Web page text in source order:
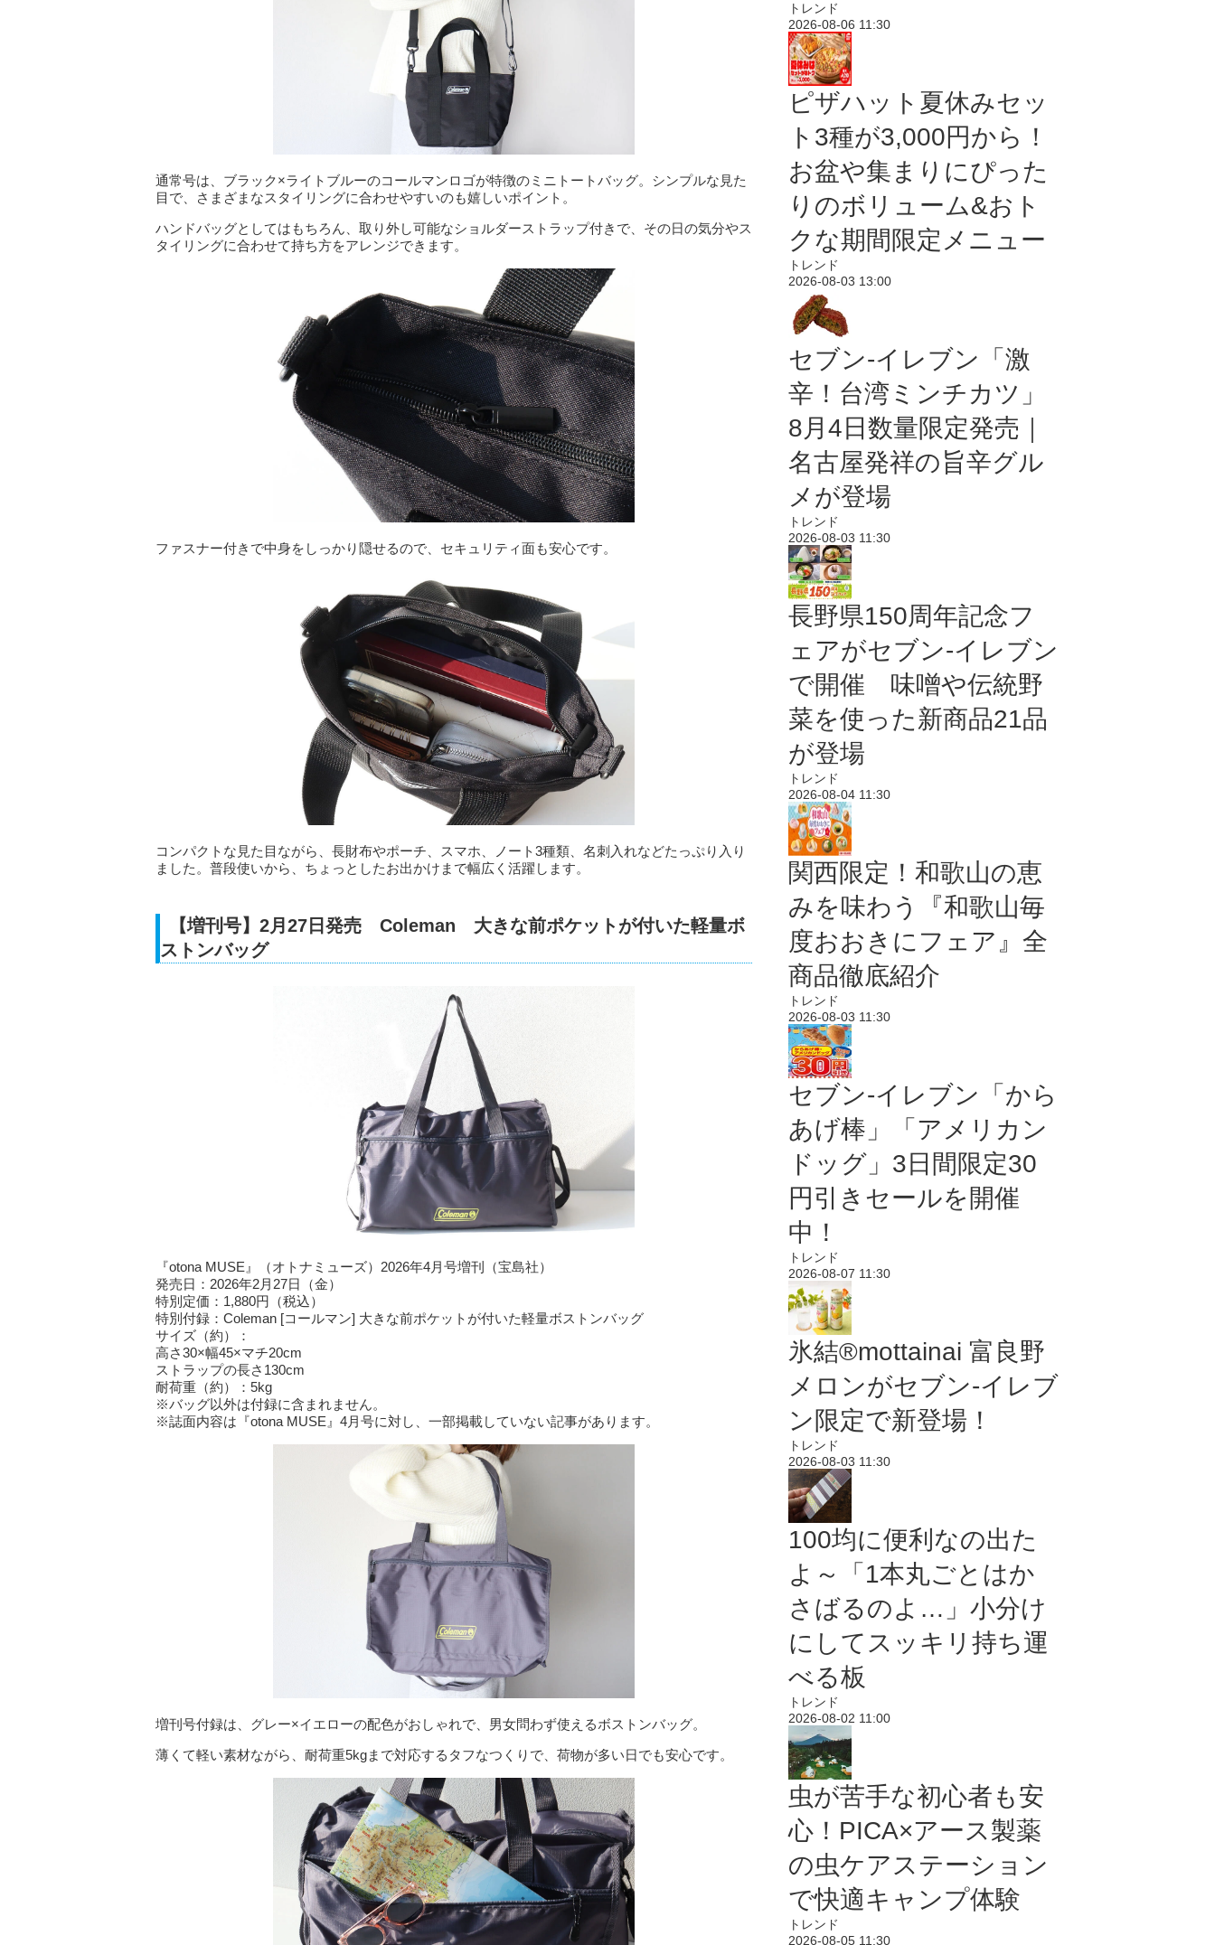
通常号は、ブラック×ライトブルーのコールマンロゴが特徴のミニトートバッグ。シンプルな見た
目で、さまざまなスタイリングに合わせやすいのも嬉しいポイント。
ハンドバッグとしてはもちろん、取り外し可能なショルダーストラップ付きで、その日の気分やス
タイリングに合わせて持ち方をアレンジできます。
ファスナー付きで中身をしっかり隠せるので、セキュリティ面も安心です。
コンパクトな見た目ながら、長財布やポーチ、スマホ、ノート3種類、名刺入れなどたっぷり入り
ました。普段使いから、ちょっとしたお出かけまで幅広く活躍します。
【増刊号】2月27日発売 Coleman 大きな前ポケットが付いた軽量ボ
ストンバッグ
『otona MUSE』（オトナミューズ）2026年4月号増刊（宝島社）
発売日：2026年2月27日（金）
特別定価：1,880円（税込）
特別付録：Coleman [コールマン] 大きな前ポケットが付いた軽量ボストンバッグ
サイズ（約）：
高さ30×幅45×マチ20cm
ストラップの長さ130cm
耐荷重（約）：5kg
※バッグ以外は付録に含まれません。
※誌面内容は『otona MUSE』4月号に対し、一部掲載していない記事があります。
増刊号付録は、グレー×イエローの配色がおしゃれで、男女問わず使えるボストンバッグ。
薄くて軽い素材ながら、耐荷重5kgまで対応するタフなつくりで、荷物が多い日でも安心です。
トレンド
2026-08-06 11:30
ピザハット夏休みセッ
ト3種が3,000円から！
お盆や集まりにぴった
りのボリューム&おト
クな期間限定メニュー
トレンド
2026-08-03 13:00
セブン-イレブン「激
辛！台湾ミンチカツ」
8月4日数量限定発売｜
名古屋発祥の旨辛グル
メが登場
トレンド
2026-08-03 11:30
長野県150周年記念フ
ェアがセブン-イレブン
で開催 味噌や伝統野
菜を使った新商品21品
が登場
トレンド
2026-08-04 11:30
関西限定！和歌山の恵
みを味わう『和歌山毎
度おおきにフェア』全
商品徹底紹介
トレンド
2026-08-03 11:30
セブン‐イレブン「から
あげ棒」「アメリカン
ドッグ」3日間限定30
円引きセールを開催
中！
トレンド
2026-08-07 11:30
氷結®mottainai 富良野
メロンがセブン‐イレブ
ン限定で新登場！
トレンド
2026-08-03 11:30
100均に便利なの出た
よ～「1本丸ごとはか
さばるのよ…」小分け
にしてスッキリ持ち運
べる板
トレンド
2026-08-02 11:00
虫が苦手な初心者も安
心！PICA×アース製薬
の虫ケアステーション
で快適キャンプ体験
トレンド
2026-08-05 11:30